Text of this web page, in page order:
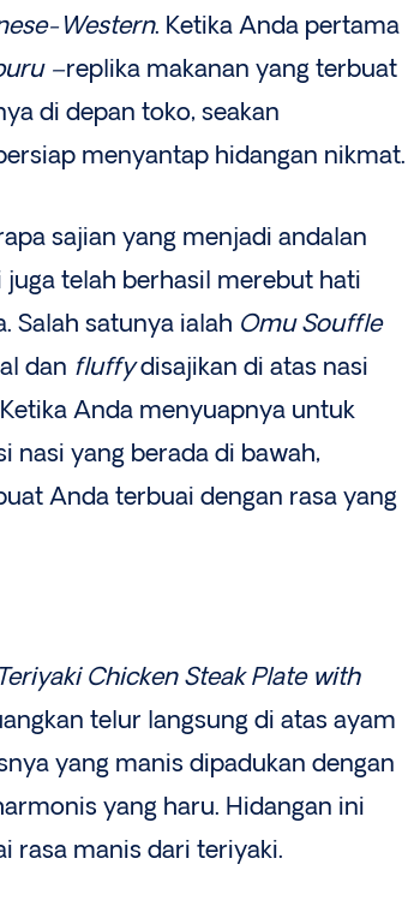
Western. Ketika Anda pertama
–replika makanan yang terbuat
di depan toko, seakan
menyantap hidangan nikmat.
sajian yang menjadi andalan
telah berhasil merebut hati
Salah satunya ialah Omu Souffle
dan fluffydisajikan di atas nasi
Anda menyuapnya untuk
nasi yang berada di bawah,
Anda terbuai dengan rasa yang
Teriyaki Chicken Steak Plate with
telur langsung di atas ayam
yang manis dipadukan dengan
yang haru. Hidangan ini
rasa manis dari teriyaki.